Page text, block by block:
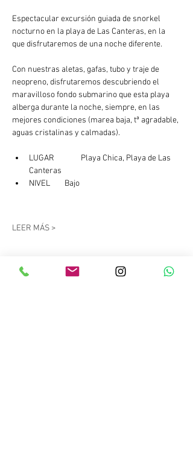
Espectacular excursión guiada de snorkel
nocturno en la playa de Las Canteras, en la
que disfrutaremos de una noche diferente.
Con nuestras aletas, gafas, tubo y traje de
neopreno, disfrutaremos descubriendo el
maravilloso fondo submarino que esta playa
alberga durante la noche, siempre, en las
mejores condiciones (marea baja, tª agradable,
aguas cristalinas y calmadas).
LUGAR	  Playa Chica, Playa de Las
Canteras
NIVEL        Bajo
LEER MÁS >